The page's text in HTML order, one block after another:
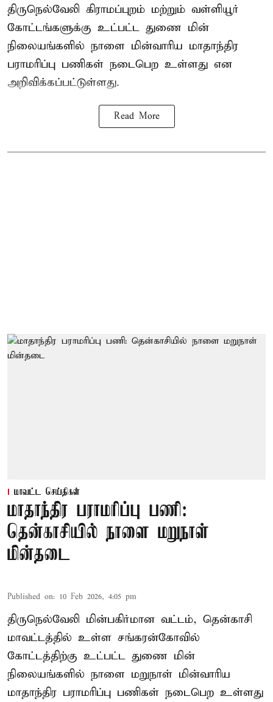
திருநெல்வேலி கிராமப்புறம் மற்றும் வள்ளியூர்
கோட்டங்களுக்கு உட்பட்ட துணை மின்
நிலையங்களில் நாளை மின்வாரிய மாதாந்திர
பராமரிப்பு பணிகள் நடைபெற உள்ளது என
அறிவிக்கப்பட்டுள்ளது.
Read More
மாவட்ட செய்திகள்
மாதாந்திர பராமரிப்பு பணி:
தென்காசியில் நாளை மறுநாள்
மின்தடை
Published on: 10 Feb 2026, 4:05 pm
திருநெல்வேலி மின்பகிர்மான வட்டம், தென்காசி
மாவட்டத்தில் உள்ள சங்கரன்கோவில்
கோட்டத்திற்கு உட்பட்ட துணை மின்
நிலையங்களில் நாளை மறுநாள் மின்வாரிய
மாதாந்திர பராமரிப்பு பணிகள் நடைபெற உள்ளது